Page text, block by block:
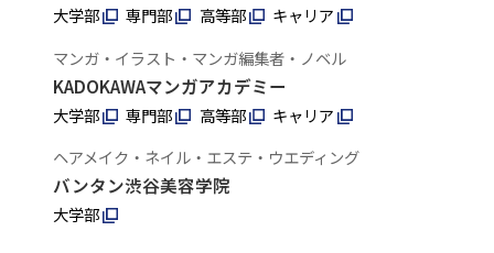
大学部 専門部 高等部
キャリア
マンガ・イラスト・マンガ編集者・ノベル
KADOKAWAマンガアカデミー
大学部 専門部 高等部
キャリア
ヘアメイク・ネイル・エステ・ウエディング
バンタン渋谷美容学院
大学部